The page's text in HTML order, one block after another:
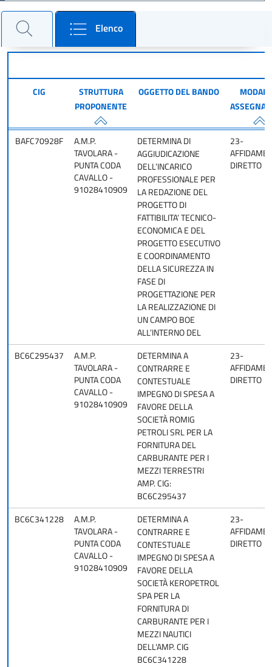
Cerca un bando e consulta il dettaglio
Elenco
CIG
STRUTTURA
PROPONENTE
OGGETTO DEL BANDO
BAFC70928F
A.M.P.
TAVOLARA -
PUNTA CODA
CAVALLO -
91028410909
DETERMINA DI
AGGIUDICAZIONE
DELL’INCARICO
PROFESSIONALE PER
LA REDAZIONE DEL
PROGETTO DI
FATTIBILITA’ TECNICO-
ECONOMICA E DEL
PROGETTO ESECUTIVO
E COORDINAMENTO
DELLA SICUREZZA IN
FASE DI
PROGETTAZIONE PER
LA REALIZZAZIONE DI
UN CAMPO BOE
ALL’INTERNO DEL
23-
DIRETTO
BC6C295437
A.M.P.
TAVOLARA -
PUNTA CODA
CAVALLO -
91028410909
DETERMINA A
CONTRARRE E
CONTESTUALE
IMPEGNO DI SPESA A
FAVORE DELLA
SOCIETÀ ROMIG
PETROLI SRL PER LA
FORNITURA DEL
CARBURANTE PER I
MEZZI TERRESTRI
AMP. CIG:
BC6C295437
23-
DIRETTO
BC6C341228
A.M.P.
TAVOLARA -
PUNTA CODA
CAVALLO -
91028410909
DETERMINA A
CONTRARRE E
CONTESTUALE
IMPEGNO DI SPESA A
FAVORE DELLA
SOCIETÀ KEROPETROL
SPA PER LA
FORNITURA DI
CARBURANTE PER I
MEZZI NAUTICI
DELL'AMP. CIG
BC6C341228
23-
DIRETTO